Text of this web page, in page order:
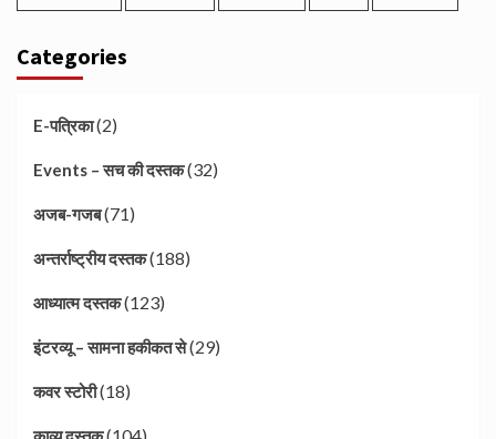
Categories
E-पत्रिका(2)
Events – सच की दस्तक(32)
अजब-गजब(71)
अन्तर्राष्ट्रीय दस्तक(188)
आध्यात्म दस्तक(123)
इंटरव्यू – सामना हकीकत से(29)
कवर स्टोरी(18)